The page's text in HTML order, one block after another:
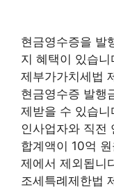
현금영수증을 발
지 혜택이 있습
제부가가치세법
현금영수증 발행
제받을 수 있습
인사업자와 직전
합계액이 10억
제에서 제외됩니
조세특례제한법